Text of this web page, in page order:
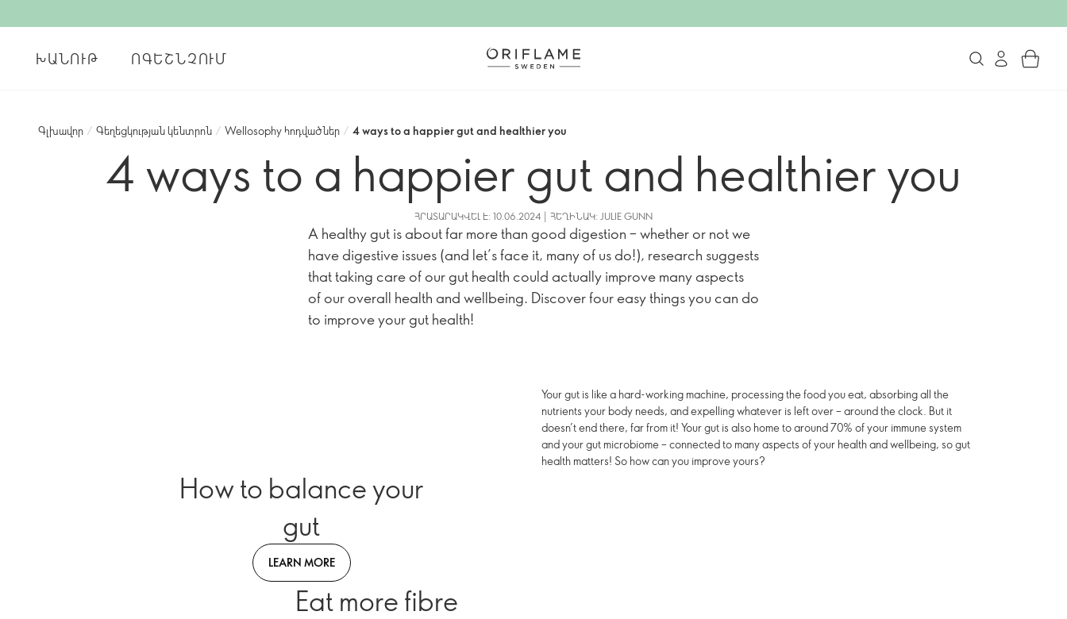
ԽԱՆՈՒԹ ՈԳԵՇՆՉՈՒՄ
Գլխավոր / Գեղեցկության կենտրոն / Wellosophy հոդվածներ / 4 ways to a happier gut and healthier you
4 ways to a happier gut and healthier you
ՀՐԱՏԱՐԱԿՎԵԼ Է: 10.06.2024 | ՀԵՂԻՆԱԿ: JULIE GUNN
A healthy gut is about far more than good digestion – whether or not we
have digestive issues (and let’s face it, many of us do!), research suggests
that taking care of our gut health could actually improve many aspects
of our overall health and wellbeing. Discover four easy things you can do
to improve your gut health!
Your gut is like a hard-working machine, processing the food you eat, absorbing all the
nutrients your body needs, and expelling whatever is left over – around the clock. But it
doesn’t end there, far from it! Your gut is also home to around 70% of your immune system
and your gut microbiome – connected to many aspects of your health and wellbeing, so gut
health matters! So how can you improve yours?
How to balance your
gut
LEARN MORE
Eat more fibre